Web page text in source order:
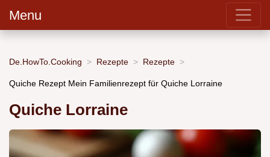
Menu
De.HowTo.Cooking Rezepte Rezepte
Quiche Rezept Mein Familienrezept für Quiche Lorraine
Quiche Lorraine